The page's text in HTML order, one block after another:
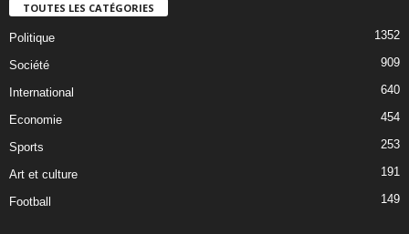
TOUTES LES CATÉGORIES
Politique 1352
Société 909
International 640
Economie 454
Sports 253
Art et culture 191
Football 149